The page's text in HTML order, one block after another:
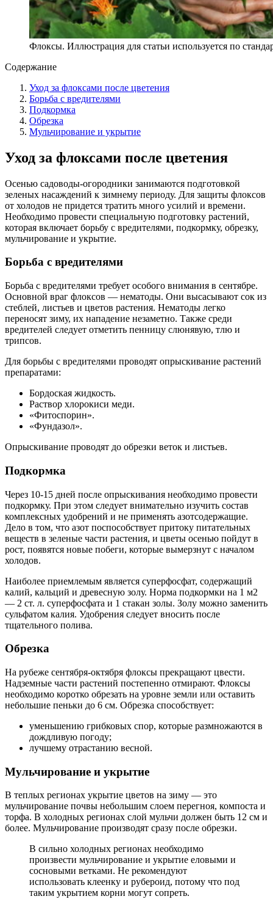
Флоксы. Иллюстрация для статьи используется по
Содержание
Уход за флоксами после цветения
Борьба с вредителями
Подкормка
Обрезка
Мульчирование и укрытие
Уход за флоксами после цветения
Осенью садоводы-огородники занимаются подготовкой
зеленых насаждений к зимнему периоду. Для защиты флоксов
от холодов не придется тратить много усилий и времени.
Необходимо провести специальную подготовку растений,
которая включает борьбу с вредителями, подкормку, обрезку,
мульчирование и укрытие.
Борьба с вредителями
Борьба с вредителями требует особого внимания в сентябре.
Основной враг флоксов — нематоды. Они высасывают сок из
стеблей, листьев и цветов растения. Нематоды легко
переносят зиму, их нападение незаметно. Также среди
вредителей следует отметить пенницу слюнявую, тлю и
трипсов.
Для борьбы с вредителями проводят опрыскивание растений
препаратами:
Бордоская жидкость.
Раствор хлорокиси меди.
«Фитоспорин».
«Фундазол».
Опрыскивание проводят до обрезки веток и листьев.
Подкормка
Через 10-15 дней после опрыскивания необходимо провести
подкормку. При этом следует внимательно изучить состав
комплексных удобрений и не применять азотсодержащие.
Дело в том, что азот поспособствует притоку питательных
веществ в зеленые части растения, и цветы осенью пойдут в
рост, появятся новые побеги, которые вымерзнут с началом
холодов.
Наиболее приемлемым является суперфосфат, содержащий
калий, кальций и древесную золу. Норма подкормки на 1 м2
— 2 ст. л. суперфосфата и 1 стакан золы. Золу можно заменить
сульфатом калия. Удобрения следует вносить после
тщательного полива.
Обрезка
На рубеже сентября-октября флоксы прекращают цвести.
Надземные части растений постепенно отмирают. Флоксы
необходимо коротко обрезать на уровне земли или оставить
небольшие пеньки до 6 см. Обрезка способствует:
уменьшению грибковых спор, которые размножаются в
дождливую погоду;
лучшему отрастанию весной.
Мульчирование и укрытие
В теплых регионах укрытие цветов на зиму — это
мульчирование почвы небольшим слоем перегноя, компоста и
торфа. В холодных регионах слой мульчи должен быть 12 см и
более. Мульчирование производят сразу после обрезки.
В сильно холодных регионах необходимо
произвести мульчирование и укрытие еловыми и
сосновыми ветками. Не рекомендуют
использовать клеенку и рубероид, потому что под
таким укрытием корни могут сопреть.